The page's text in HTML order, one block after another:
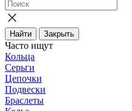
Найти Закрыть
Часто ищут
Кольца
Серьги
Цепочки
Подвески
Браслеты